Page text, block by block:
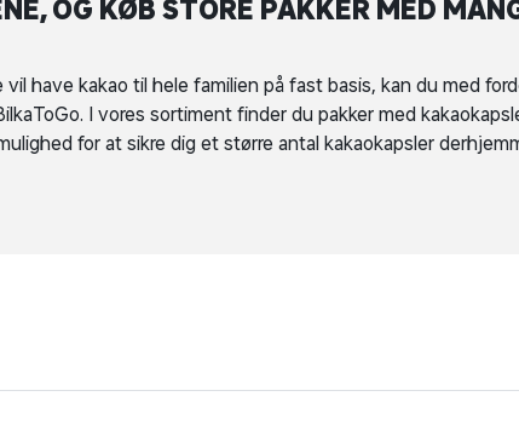
OG KØB STORE PAKKER MED
have kakao til hele familien på fast basis, kan du med
I vores sortiment finder du pakker med
for at sikre dig et større antal kakaokapsler